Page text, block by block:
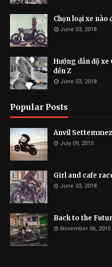
Chọn loại xe nào
June 03, 2018
Hướng dẫn độ xe
đến Z
June 03, 2018
Popular Posts
Anvil
July 09, 2015
Girl and cafe
June 03, 2018
Back to the
November 06, 2015